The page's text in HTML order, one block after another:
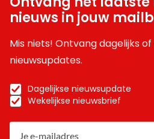
nieuws in jouw
Mis niets! Ontvang dagelijks
nieuwsupdates.
Dagelijkse nieuwsupdate
Wekelijkse nieuwsbrief